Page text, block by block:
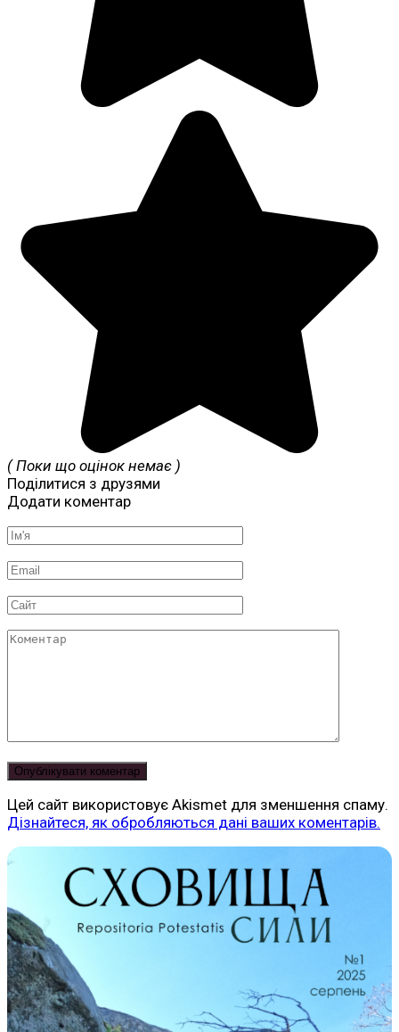
( Поки що оцінок немає )
Поділитися з друзями
Додати коментар
Ім'я
Email
Сайт
Коментар
Цей сайт використовує Akismet для зменшення спаму.
Дізнайтеся, як обробляються дані ваших коментарів.